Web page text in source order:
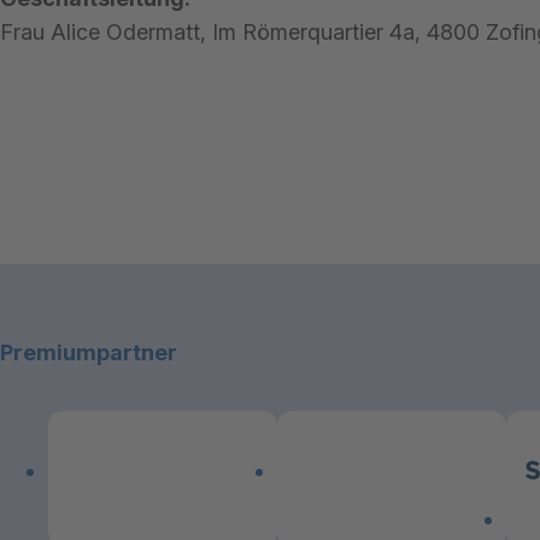
Frau Alice Odermatt, Im Römerquartier 4a, 4800
Premiumpartner